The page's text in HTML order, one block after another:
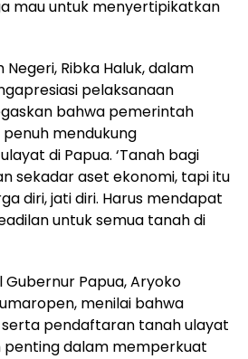
mau untuk menyertipikatkan
Ribka Haluk, dalam
pelaksanaan
bahwa pemerintah
mendukung
di Papua. ‘Tanah bagi
sekadar aset ekonomi, tapi itu
diri, jati diri. Harus mendapat
untuk semua tanah di
Papua, Aryoko
menilai bahwa
pendaftaran tanah ulayat
penting dalam memperkuat